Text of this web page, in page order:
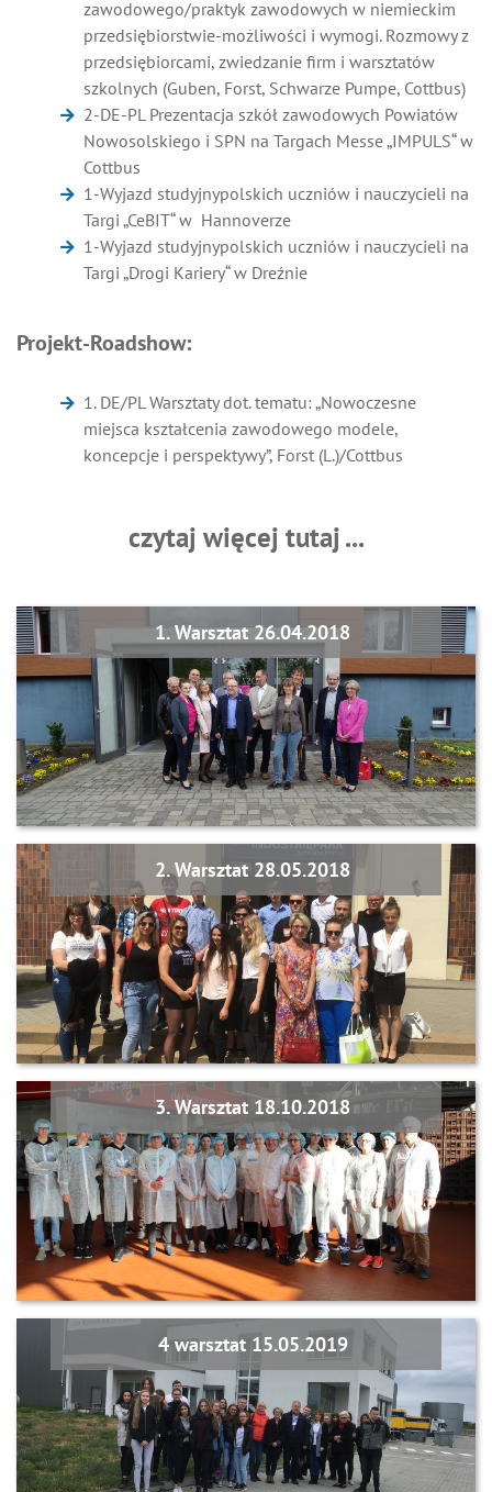
zawodowego/praktyk zawodowych w niemieckim
przedsiębiorstwie-możliwości i wymogi. Rozmowy z
przedsiębiorcami, zwiedzanie firm i warsztatów
szkolnych (Guben, Forst, Schwarze Pumpe, Cottbus)
2-DE-PL Prezentacja szkół zawodowych Powiatów
Nowosolskiego i SPN na Targach Messe „IMPULS“ w
Cottbus
1-Wyjazd studyjnypolskich uczniów i nauczycieli na
Targi „CeBIT“ w Hannoverze
1-Wyjazd studyjnypolskich uczniów i nauczycieli na
Targi „Drogi Kariery“ w Dreźnie
Projekt-Roadshow:
1. DE/PL Warsztaty dot. tematu: „Nowoczesne
miejsca kształcenia zawodowego modele,
koncepcje i perspektywy”, Forst (L.)/Cottbus
czytaj więcej tutaj ...
1. Warsztat 26.04.2018
2. Warsztat 28.05.2018
3. Warsztat 18.10.2018
4 warsztat 15.05.2019